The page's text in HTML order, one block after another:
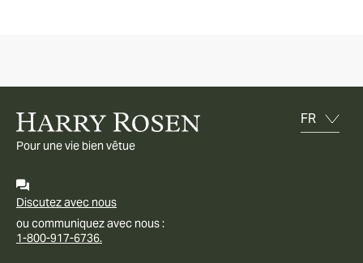
Pour une vie bien vêtue
Discutez avec nous
ou communiquez avec nous :
1-800-917-6736.